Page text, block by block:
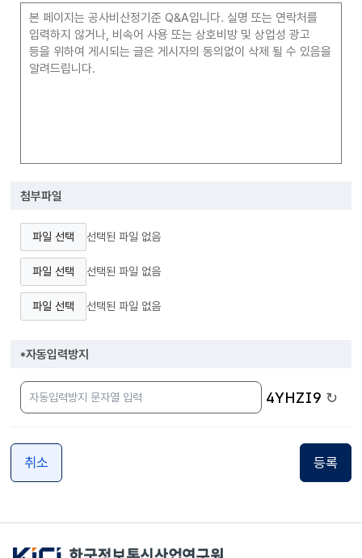
첨부파일
파일 선택 선택된 파일 없음
파일 선택 선택된 파일 없음
파일 선택 선택된 파일 없음
*자동입력방지
4YHZI9 ↻
취소 등록
한국정보통신산업연구원